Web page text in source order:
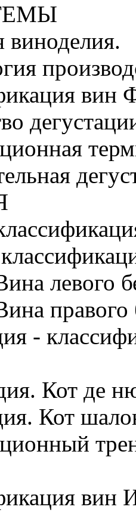
виноделия.
вин
левого
правого
-
Кот де
Кот
вин